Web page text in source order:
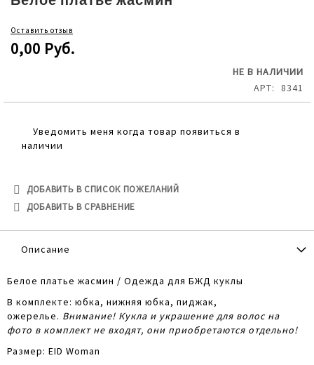
Оставить отзыв
0,00 Руб.
НЕ В НАЛИЧИИ
АРТ
8341
Уведомить меня когда товар появиться в
наличии
ДОБАВИТЬ В СПИСОК ПОЖЕЛАНИЙ
ДОБАВИТЬ В СРАВНЕНИЕ
beginning
of
the
Описание
Белое платье жасмин / Одежда для БЖД куклы
В комплекте: юбка, нижняя юбка, пиджак,
ожерелье. Внимание! Кукла и украшение для волос на
фото в комплект не входят, они приобретаются отдельно!
Размер: EID Woman